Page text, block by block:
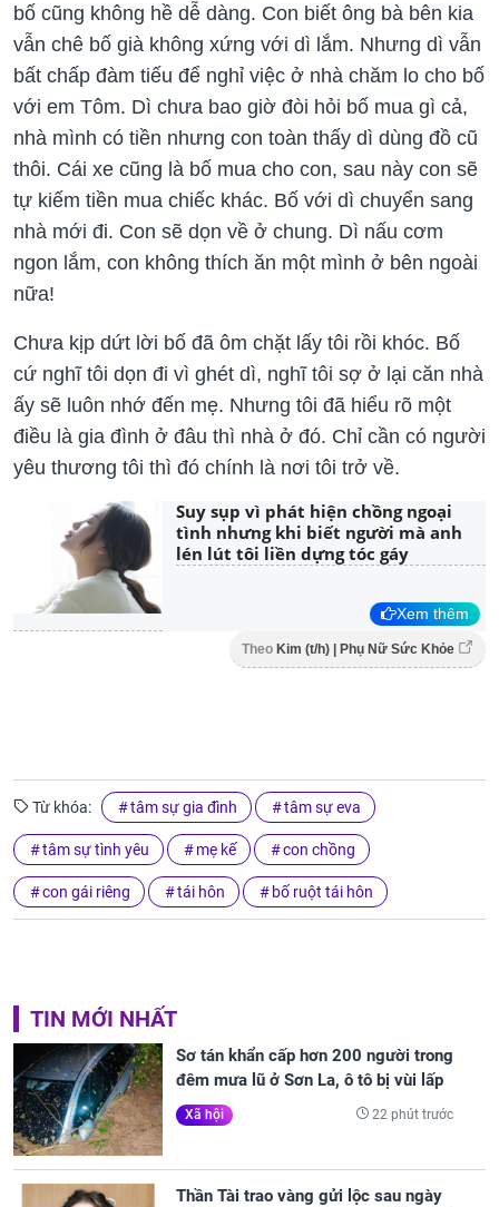
bố cũng không hề dễ dàng. Con biết ông bà bên kia
vẫn chê bố già không xứng với dì lắm. Nhưng dì vẫn
bất chấp đàm tiếu để nghỉ việc ở nhà chăm lo cho bố
với em Tôm. Dì chưa bao giờ đòi hỏi bố mua gì cả,
nhà mình có tiền nhưng con toàn thấy dì dùng đồ cũ
thôi. Cái xe cũng là bố mua cho con, sau này con sẽ
tự kiếm tiền mua chiếc khác. Bố với dì chuyển sang
nhà mới đi. Con sẽ dọn về ở chung. Dì nấu cơm
ngon lắm, con không thích ăn một mình ở bên ngoài
nữa!
Chưa kịp dứt lời bố đã ôm chặt lấy tôi rồi khóc. Bố
cứ nghĩ tôi dọn đi vì ghét dì, nghĩ tôi sợ ở lại căn nhà
ấy sẽ luôn nhớ đến mẹ. Nhưng tôi đã hiểu rõ một
điều là gia đình ở đâu thì nhà ở đó. Chỉ cần có người
yêu thương tôi thì đó chính là nơi tôi trở về.
Suy sụp vì phát hiện chồng ngoại
tình nhưng khi biết người mà anh
lén lút tôi liền dựng tóc gáy
Xem thêm
Theo Kim (t/h) | Phụ Nữ Sức Khỏe
Từ khóa: tâm sự gia đình tâm sự eva
tâm sự tình yêu mẹ kế con chồng
con gái riêng tái hôn bố ruột tái hôn
TIN MỚI NHẤT
Sơ tán khẩn cấp hơn 200 người trong
đêm mưa lũ ở Sơn La, ô tô bị vùi lấp
Xã hội 22 phút trước
Thần Tài trao vàng gửi lộc sau ngày